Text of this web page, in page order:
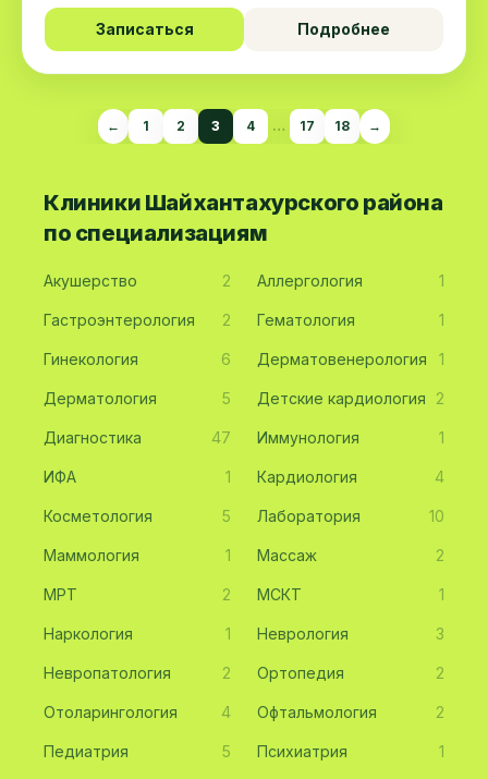
Записаться Подробнее
← 1 2 3 4 … 17 18 →
Клиники Шайхантахурского района
по специализациям
Акушерство 2 Аллергология 1
Гастроэнтерология 2 Гематология 1
Гинекология 6 Дерматовенерология 1
Дерматология 5 Детские кардиология 2
Диагностика 47 Иммунология 1
ИФА 1 Кардиология 4
Косметология 5 Лаборатория 10
Маммология 1 Массаж 2
МРТ 2 МСКТ 1
Наркология 1 Неврология 3
Невропатология 2 Ортопедия 2
Отоларингология 4 Офтальмология 2
Педиатрия 5 Психиатрия 1